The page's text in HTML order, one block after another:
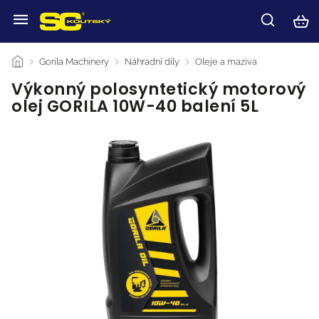
/ Gorila Machinery / Náhradní díly / Oleje a maziva
Výkonný polosyntetický motorový
olej GORILA 10W-40 balení 5L